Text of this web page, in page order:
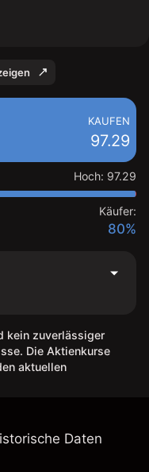
KAUFEN
97.29
Hoch: 97.29
Käufer:
80%
kein zuverlässiger
Die Aktienkurse
aktuellen
Daten